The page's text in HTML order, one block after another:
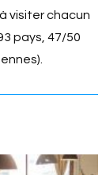
visiter chacun
pays, 47/50